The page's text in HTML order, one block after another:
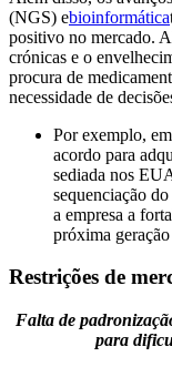
(NGS) ebioinformática
positivo no mercado.
crónicas e o
procura de
necessidade de
Por exemplo,
acordo para
sediada nos
sequenciação
a empresa a
próxima
Restrições de
Falta de
para